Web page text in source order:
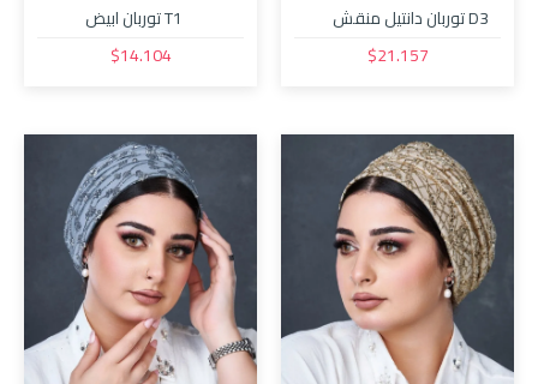
D3 توربان دانتيل منقش
اسود مع قبة$21.157
T1 توربان ابيض
$14.104